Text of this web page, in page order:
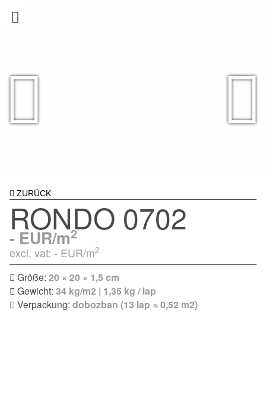
ZURÜCK
RONDO 0702
- EUR/m2
excl. vat: - EUR/m2
Größe: 20 × 20 × 1,5 cm
Gewicht: 34 kg/m2 | 1,35 kg / lap
Verpackung: dobozban (13 lap ≈ 0,52 m2)